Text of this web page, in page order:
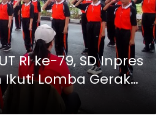
RI ke-79, SD Inpres
Lomba Gerak
Minahasa Utara